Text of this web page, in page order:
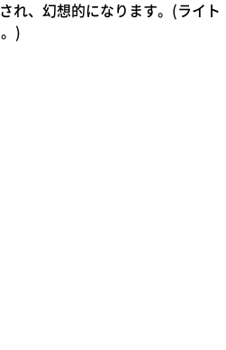
れ、幻想的になります。(ライト
)